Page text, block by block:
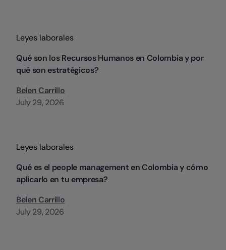
Categorias
Leyes laborales
Qué son los Recursos Humanos en Colombia y por
qué son estratégicos?
Belen Carrillo
July 29, 2026
Categorias
Leyes laborales
Qué es el people management en Colombia y cómo
aplicarlo en tu empresa?
Belen Carrillo
July 29, 2026